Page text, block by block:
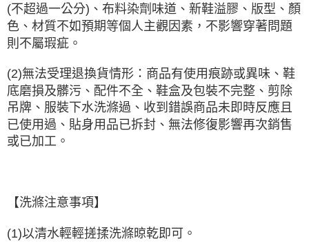
(不超過一公分)、布料染劑味道、新鞋溢膠、版型、顏
色、材質不如預期等個人主觀因素，不影響穿著問題
則不屬瑕疵。
(2)無法受理退換貨情形：商品有使用痕跡或異味、鞋
底磨損及髒污、配件不全、鞋盒及包裝不完整、剪除
吊牌、服裝下水洗滌過、收到錯誤商品未即時反應且
已使用過、貼身用品已拆封、無法修復影響再次銷售
或已加工。
【洗滌注意事項】
(1)以清水輕輕搓揉洗滌晾乾即可。